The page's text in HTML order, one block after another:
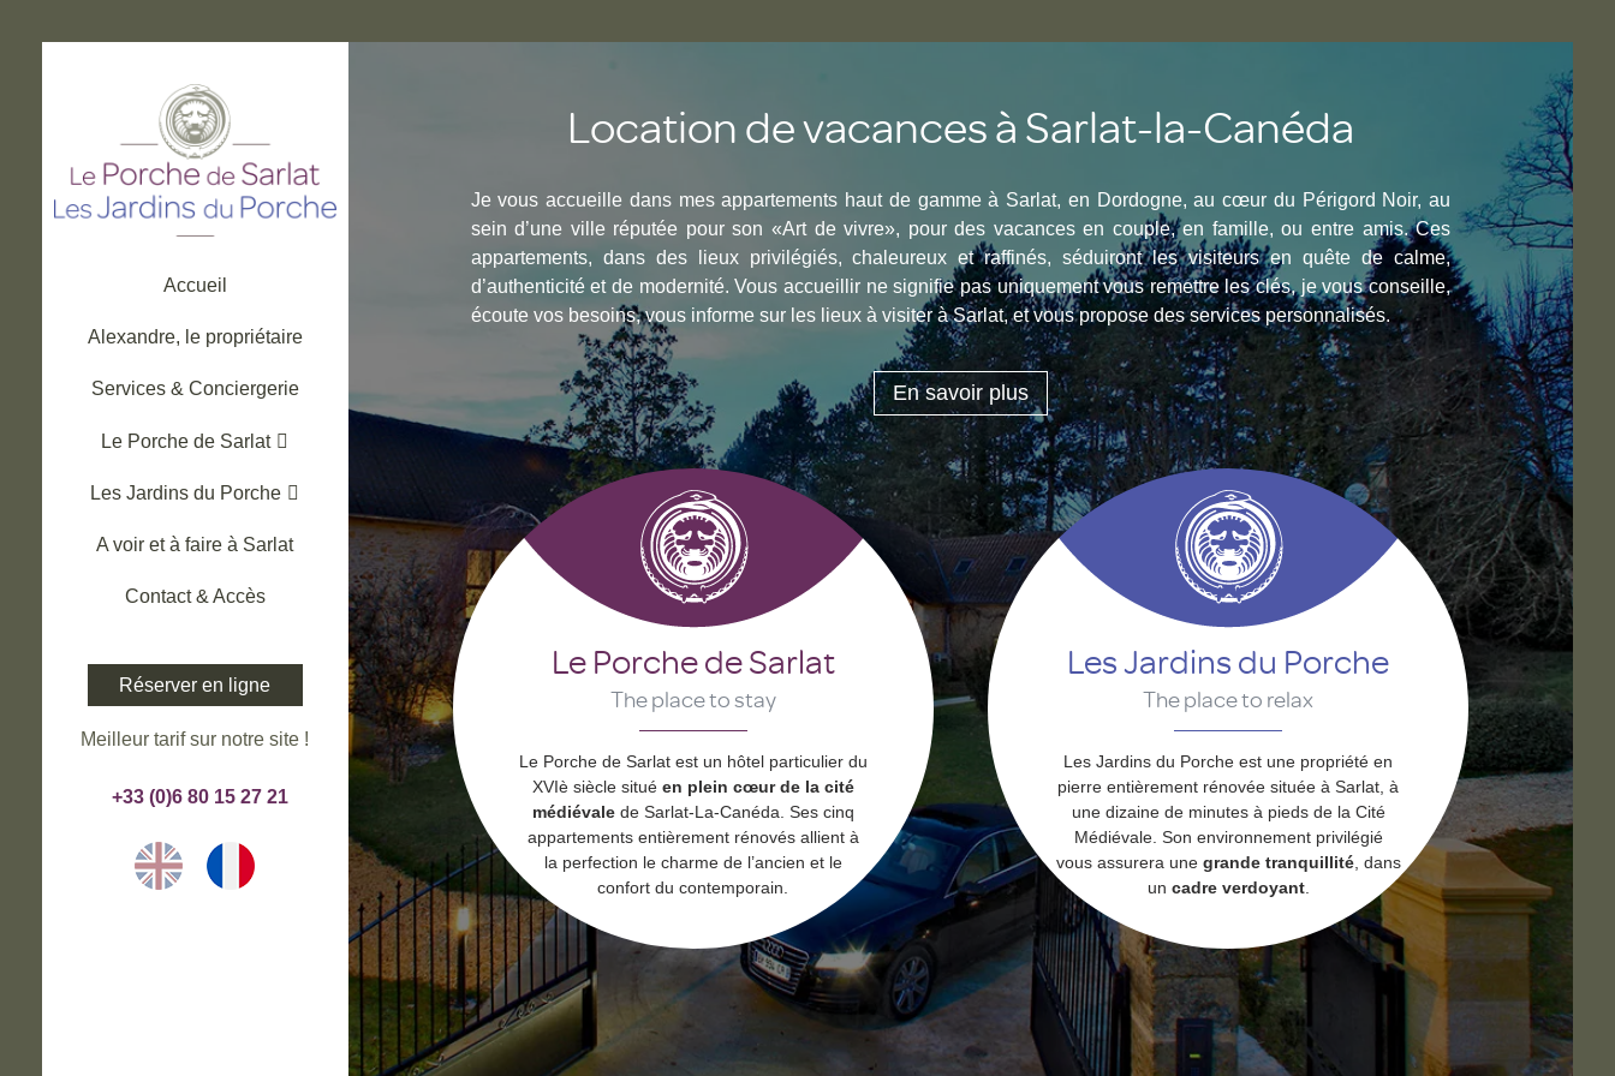
au
Accueil
Alexandre, le propriétaire
Services & Conciergerie
Le Porche de Sarlat
Les Jardins du Porche
A voir et à faire à Sarlat
Contact & Accès
Réserver en ligne
Meilleur tarif sur notre site !
+33 (0)6 80 15 27 21
Location de vacances à Sarlat-la-Canéda
Je vous accueille dans mes appartements haut de gamme à Sarlat, en Dordogne, au cœur du Périgord Noir, au
sein d’une ville réputée pour son «Art de vivre», pour des vacances en couple, en famille, ou entre amis. Ces
appartements, dans des lieux privilégiés, chaleureux et raffinés, séduiront les visiteurs en quête de calme,
d’authenticité et de modernité. Vous accueillir ne signifie pas uniquement vous remettre les clés, je vous conseille,
écoute vos besoins, vous informe sur les lieux à visiter à Sarlat, et vous propose des services personnalisés.
En savoir plus
Le Porche de Sarlat
The place to stay
Le Porche de Sarlat est un hôtel particulier du
XVIè siècle situé en plein cœur de la cité
médiévalede Sarlat-La-Canéda. Ses cinq
appartements entièrement rénovés allient à
la perfection le charme de l’ancien et le
confort du contemporain.
Les Jardins du Porche
The place to relax
Les Jardins du Porche est une propriété en
pierre entièrement rénovée située à Sarlat, à
une dizaine de minutes à pieds de la Cité
Médiévale. Son environnement privilégié
vous assurera une grande tranquillité, dans
un cadre verdoyant.